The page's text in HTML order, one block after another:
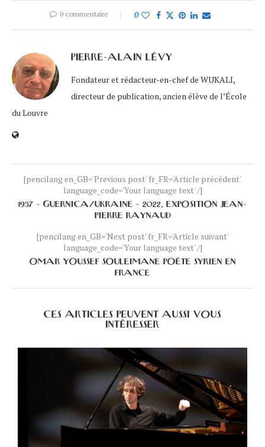
0 commentaire 0
PIERRE-ALAIN LÉVY
Fondateur et rédacteur-en-chef de WUKALI,
directeur de publication, ancien élève de l’École
du Louvre
[pencilang en_GB='Previous post' fr_FR='Article précédent'
language_code='Your language text' /]
1937 – GUERNICA/UKRAINE – 2022, EXPOSITION JEAN-
PIERRE RAYNAUD
[pencilang en_GB='Next post' fr_FR='Article suivant'
language_code='Your language text' /]
OMAR YOUSSEF SOULEIMANE POÈTE SYRIEN EN
FRANCE
CES ARTICLES PEUVENT AUSSI VOUS
INTÉRESSER